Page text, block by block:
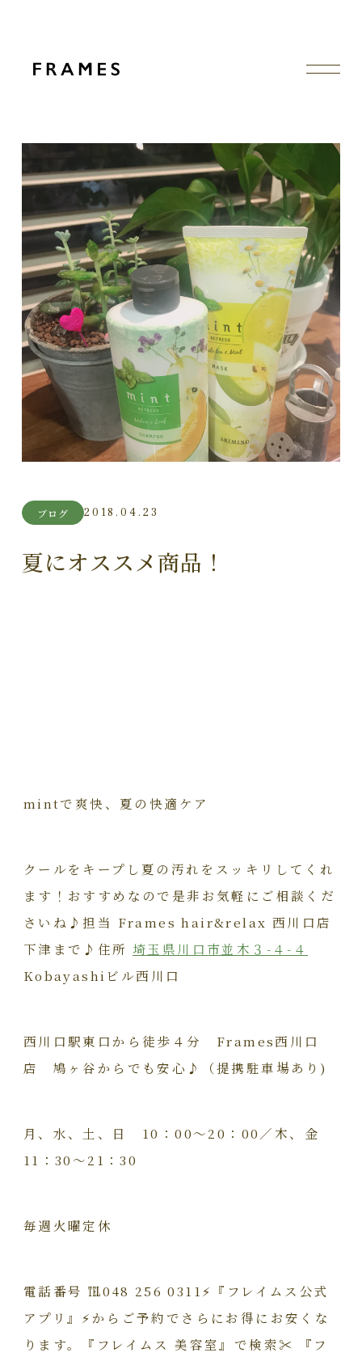
ブログ 2018.04.23
夏にオススメ商品！
mintで爽快、夏の快適ケア
クールをキープし夏の汚れをスッキリしてくれ
ます！おすすめなので是非お気軽にご相談くだ
さいね♪担当 Frames hair&relax 西川口店
下津まで♪住所 埼玉県川口市並木３-４-４
Kobayashiビル西川口
西川口駅東口から徒歩４分 Frames西川口
店 鳩ヶ谷からでも安心♪（提携駐車場あり)
月、水、土、日 10：00～20：00／木、金
11：30～21：30
毎週火曜定休
電話番号 ℡048 256 0311⚡️『フレイムス公式
アプリ』⚡️ からご予約でさらにお得にお安くな
ります。『フレイムス 美容室』で検索✂︎ 『フ